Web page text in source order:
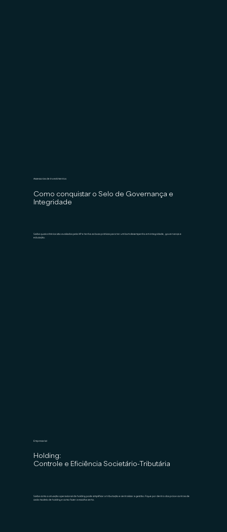
Assessorias de Investimentos
Como conquistar o Selo de Governança e
Integridade
Saiba quais critérios são avaliados pela XP e tenha as boas práticas para ter um bom desempenho em integridade, governança e
educação.
Empresarial
Holding:
Controle e Eficiência Societário-Tributária
Saiba como a atuação operacional da holding pode simplificar a tributação e centralizar a gestão. Fique por dentro dos prós e contras de
cada modelo de holding e como fazer a escolha certa.